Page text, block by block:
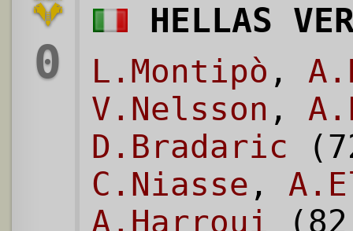
0
HELLAS
L.Montipò ,
V.Nelsson ,
D.Bradaric
C.Niasse ,
A.Harroui